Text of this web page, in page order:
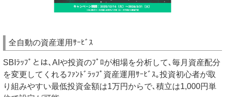
全自動の資産運用ｻｰﾋﾞｽ
SBIﾗｯﾌﾟとは､AIや投資のﾌﾟﾛが相場を分析して､毎月資産配分
を変更してくれるﾌｧﾝﾄﾞﾗｯﾌﾟ資産運用ｻｰﾋﾞｽ｡投資初心者が取
り組みやすい最低投資金額は1万円からで､積立は1,000円単